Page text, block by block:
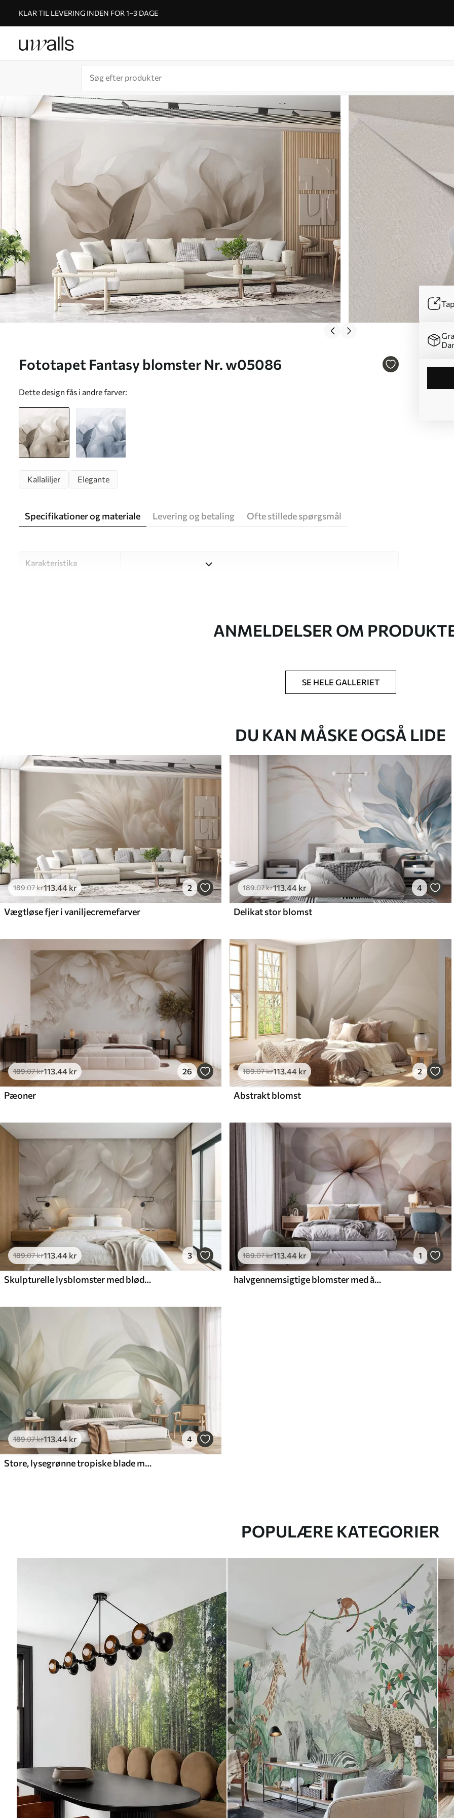
KLAR TIL LEVERING INDEN FOR 1–3 DAGE
Fototapet Fantasy blomster Nr. w05086
Dette design fås i andre farver:
Kallaliljer Elegante
Specifikationer og materiale Levering og betaling Ofte stillede spørgsmål
Karakteristika
Rengøring
Tapetet kan rengøres forsigtigt med en blød svamp. Tapeter med lakfinish
kan rengøres med vand.
Anvendelsesmetode Problemfri anvendelse
Tilgængelige materialer
Standard
385.83231.50kr/m²
Premium
448 .33269.00kr/m²
Premium vinyl Peel and Stick
ANMELDELSER OM
SE HELE GALLERIET
DU KAN MÅSKE OGSÅ LIDE
189.07kr113 .44 kr 2
Vægtløse fjer i vaniljecremefarver
189.07kr113 .44 kr 4
Delikat stor blomst
189.07kr113.44 kr 26
Pæoner
189.07kr113.44 kr 2
Abstrakt blomst
189.07kr113 .44 kr 3
Skulpturelle lysblomster med bløde kronblade
189.07kr113 .44 kr 1
halvgennemsigtige blomster med årer
189.07kr113.44 kr 4
Store, lysegrønne tropiske blade med bløde pastelfarver og struktureret kunst
POPULÆRE KATEGORIER